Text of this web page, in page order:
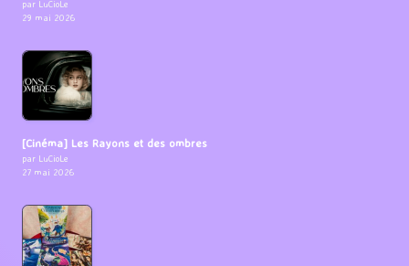
par LuCioLe
29 mai 2026
[Cinéma] Les Rayons et des ombres
par LuCioLe
27 mai 2026